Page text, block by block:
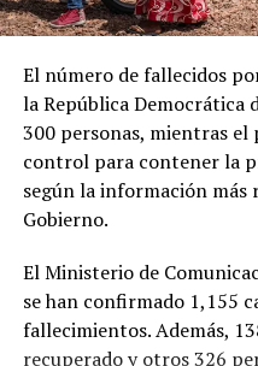
El número de fallecidos
la República Democrática
300 personas, mientras el
control para contener la
según la información
Gobierno.
El Ministerio de
se han confirmado 1,155
fallecimientos. Además,
recuperado y otros 326